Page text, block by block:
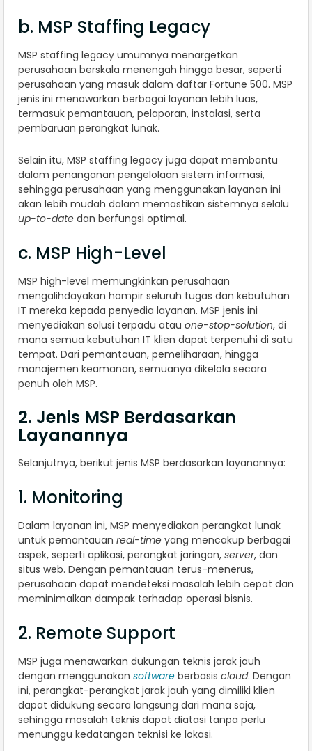
b. MSP Staffing Legacy
MSP staffing legacy umumnya menargetkan
perusahaan berskala menengah hingga besar, seperti
perusahaan yang masuk dalam daftar Fortune 500. MSP
jenis ini menawarkan berbagai layanan lebih luas,
termasuk pemantauan, pelaporan, instalasi, serta
pembaruan perangkat lunak.
Selain itu, MSP staffing legacy juga dapat membantu
dalam penanganan pengelolaan sistem informasi,
sehingga perusahaan yang menggunakan layanan ini
akan lebih mudah dalam memastikan sistemnya selalu
up-to-date dan berfungsi optimal.
c. MSP High-Level
MSP high-level memungkinkan perusahaan
mengalihdayakan hampir seluruh tugas dan kebutuhan
IT mereka kepada penyedia layanan. MSP jenis ini
menyediakan solusi terpadu atau one-stop-solution, di
mana semua kebutuhan IT klien dapat terpenuhi di satu
tempat. Dari pemantauan, pemeliharaan, hingga
manajemen keamanan, semuanya dikelola secara
penuh oleh MSP.
2. Jenis MSP Berdasarkan
Layanannya
Selanjutnya, berikut jenis MSP berdasarkan layanannya:
1. Monitoring
Dalam layanan ini, MSP menyediakan perangkat lunak
untuk pemantauan real-time yang mencakup berbagai
aspek, seperti aplikasi, perangkat jaringan, server, dan
situs web. Dengan pemantauan terus-menerus,
perusahaan dapat mendeteksi masalah lebih cepat dan
meminimalkan dampak terhadap operasi bisnis.
2. Remote Support
MSP juga menawarkan dukungan teknis jarak jauh
dengan menggunakan software berbasis cloud. Dengan
ini, perangkat-perangkat jarak jauh yang dimiliki klien
dapat didukung secara langsung dari mana saja,
sehingga masalah teknis dapat diatasi tanpa perlu
menunggu kedatangan teknisi ke lokasi.